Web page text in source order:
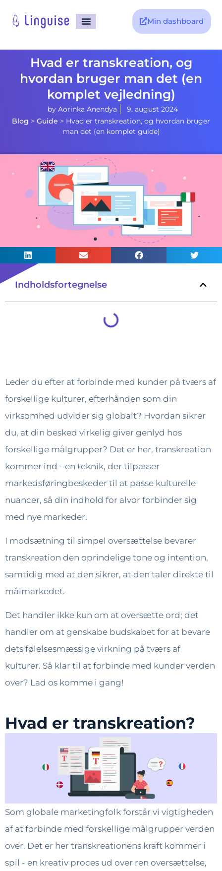
Min dashboard
Hvad er transkreation, og
hvordan bruger man det (en
komplet vejledning)
by Aorinka Anendya
9. august 2024
Blog > Guide > Hvad er transkreation, og hvordan bruger
man det (en komplet guide)
Indholdsfortegnelse
Leder du efter at forbinde med kunder på tværs af
forskellige kulturer, efterhånden som din
virksomhed udvider sig globalt? Hvordan sikrer
du, at din besked virkelig giver genlyd hos
forskellige målgrupper? Det er her, transkreation
kommer ind - en teknik, der tilpasser
markedsføringbeskeder til at passe kulturelle
nuancer, så din indhold for alvor forbinder sig
med nye markeder.
I modsætning til simpel oversættelse bevarer
transkreation den oprindelige tone og intention,
samtidig med at den sikrer, at den taler direkte til
målmarkedet.
Det handler ikke kun om at oversætte ord; det
handler om at genskabe budskabet for at bevare
dets følelsesmæssige virkning på tværs af
kulturer. Så klar til at forbinde med kunder verden
over? Lad os komme i gang!
Hvad er transkreation?
Som globale marketingfolk forstår vi vigtigheden
af at forbinde med forskellige målgrupper verden
over. Det er her transkreationens kraft kommer i
spil - en kreativ proces ud over ren oversættelse,